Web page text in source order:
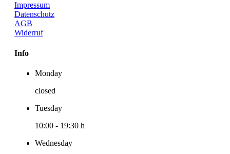
Impressum
Datenschutz
AGB
Widerruf
Info
Monday
closed
Tuesday
10:00 - 19:30 h
Wednesday